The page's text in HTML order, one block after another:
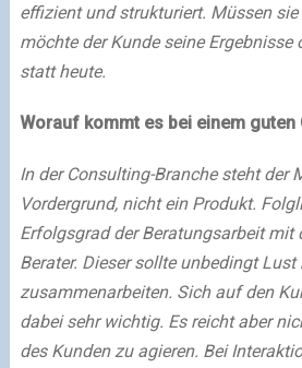
effizient und strukturiert. Müssen
möchte der Kunde seine Ergebnisse
statt heute.
Worauf kommt es bei einem guten
In der Consulting-Branche steht der
Vordergrund, nicht ein Produkt.
Erfolgsgrad der Beratungsarbeit mit
Berater. Dieser sollte unbedingt
zusammenarbeiten. Sich auf den
dabei sehr wichtig. Es reicht aber
des Kunden zu agieren. Bei